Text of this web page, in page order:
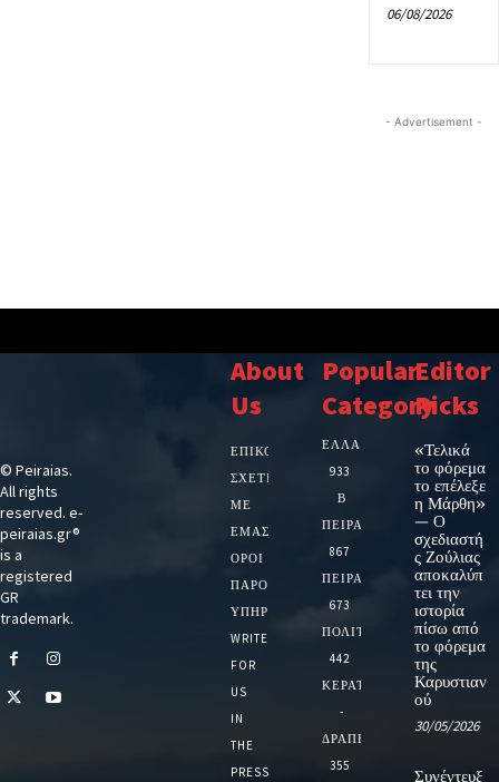
06/08/2026
- Advertisement -
© Peiraias.
All rights
reserved. e-
peiraias.gr®
is a
registered
GR
trademark.
About
Us
ΕΠΙΚΟΙΝΩΝΙΑ
ΣΧΕΤΙΚΆ
ΜΕ
ΕΜΆΣ
ΌΡΟΙ
ΠΑΡΟΧΉΣ
ΥΠΗΡΕΣΙΏΝ
WRITE
FOR
US
IN
THE
PRESS
Popular
Category
ΕΛΛΑΔΑ
933
Β
ΠΕΙΡΑΙΑ
867
ΠΕΙΡΑΙΑΣ
673
ΠΟΛΙΤΙΚΗ
442
ΚΕΡΑΤΣΙΝΙ
-
ΔΡΑΠΕΤΣΩΝΑ
355
Editor
Picks
«Τελικά
το φόρεμα
το επέλεξε
η Μάρθη»
— Ο
σχεδιαστή
ς Ζούλιας
αποκαλύπ
τει την
ιστορία
πίσω από
το φόρεμα
της
Καρυστιαν
ού
30/05/2026
Συνέντευξ